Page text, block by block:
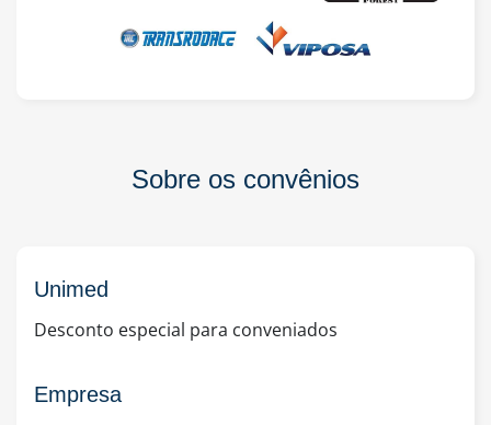
Sobre os convênios
Unimed
Desconto especial para conveniados
Empresa